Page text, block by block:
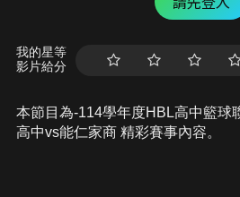
我的星等
影片給分
本節目為-114學年度HBL高中籃球
高中vs能仁家商 精彩賽事內容。